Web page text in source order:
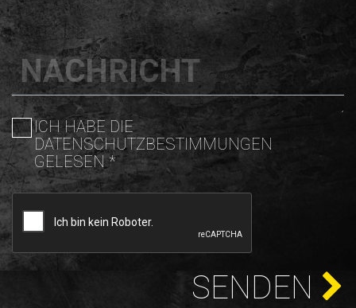
NACHRICHT
ICH HABE DIE
DATENSCHUTZBESTIMMUNGEN
GELESEN *
SENDEN